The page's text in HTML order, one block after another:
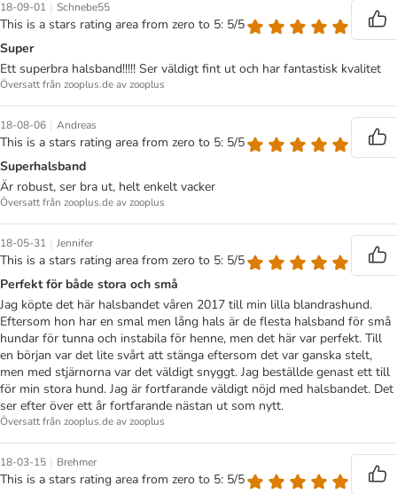
18-09-01 | Schnebe55
This is a stars rating area from zero to 5: 5/5
Super
Ett superbra halsband!!!!! Ser väldigt fint ut och har fantastisk kvalitet
Översatt från zooplus.de av zooplus
18-08-06 | Andreas
This is a stars rating area from zero to 5: 5/5
Superhalsband
Är robust, ser bra ut, helt enkelt vacker
Översatt från zooplus.de av zooplus
18-05-31 | Jennifer
This is a stars rating area from zero to 5: 5/5
Perfekt för både stora och små
Jag köpte det här halsbandet våren 2017 till min lilla blandrashund.
Eftersom hon har en smal men lång hals är de flesta halsband för små
hundar för tunna och instabila för henne, men det här var perfekt. Till
en början var det lite svårt att stänga eftersom det var ganska stelt,
men med stjärnorna var det väldigt snyggt. Jag beställde genast ett till
för min stora hund. Jag är fortfarande väldigt nöjd med halsbandet. Det
ser efter över ett år fortfarande nästan ut som nytt.
Översatt från zooplus.de av zooplus
18-03-15 | Brehmer
This is a stars rating area from zero to 5: 5/5